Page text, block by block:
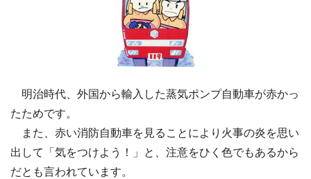
明治時代、外国から輸入した蒸気ポンプ自動車が赤かっ
たためです。
また、赤い消防自動車を見ることにより火事の炎を思い
出して「気をつけよう！」と、注意をひく色でもあるから
だとも言われています。